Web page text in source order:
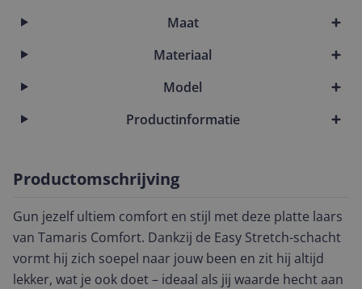
Maat
Materiaal
Model
Productinformatie
Productomschrijving
Gun jezelf ultiem comfort en stijl met deze platte laars
van Tamaris Comfort. Dankzij de Easy Stretch-schacht
vormt hij zich soepel naar jouw been en zit hij altijd
lekker, wat je ook doet – ideaal als jij waarde hecht aan